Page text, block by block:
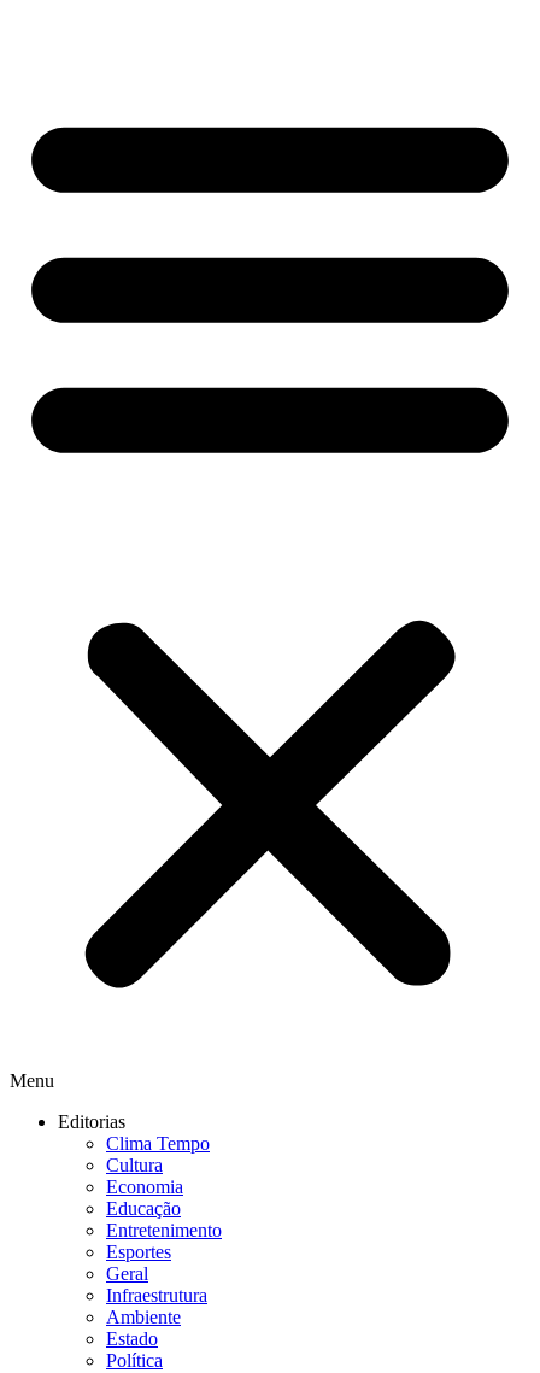
Menu
Editorias
Clima Tempo
Cultura
Economia
Educação
Entretenimento
Esportes
Geral
Infraestrutura
Ambiente
Estado
Política